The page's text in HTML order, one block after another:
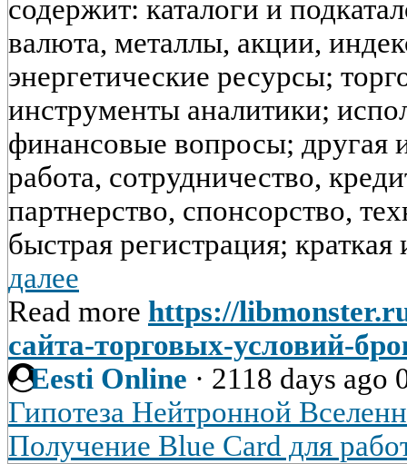
содержит: каталоги и
валюта, металлы, акции,
энергетические ресурсы;
инструменты аналитики;
финансовые вопросы; другая
работа, сотрудничество,
партнерство, спонсорство,
быстрая регистрация;
далее
Read more https://
сайта-торговых-условий-
Eesti Online · 2118 days ago
Гипотеза Нейтронной
Получение Blue Card для